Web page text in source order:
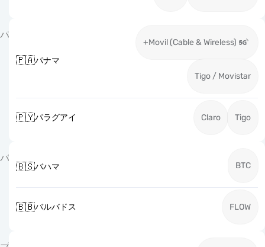
パ
🇵🇦パナマ
+Movil (Cable & Wireless)
Tigo / Movistar
🇵🇾パラグアイ Claro Tigo
バ
🇧🇸バハマ BTC
🇧🇧バルバドス FLOW